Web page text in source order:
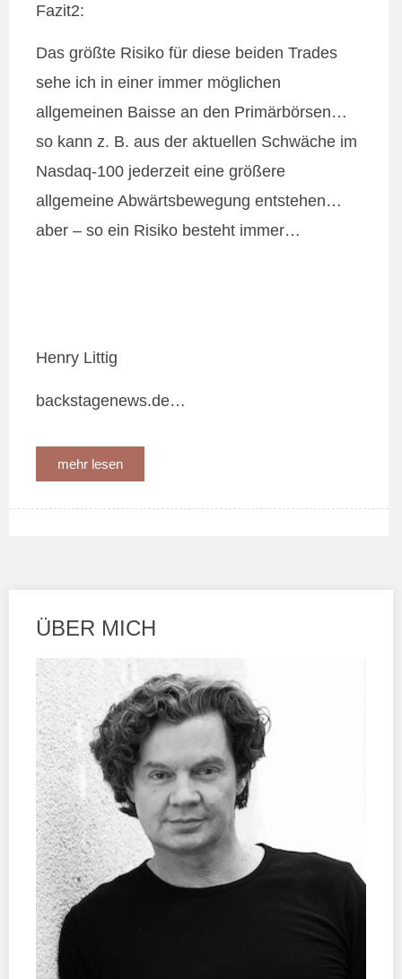
Fazit2:
Das größte Risiko für diese beiden Trades
sehe ich in einer immer möglichen
allgemeinen Baisse an den Primärbörsen…
so kann z. B. aus der aktuellen Schwäche im
Nasdaq-100 jederzeit eine größere
allgemeine Abwärtsbewegung entstehen…
aber – so ein Risiko besteht immer…
Henry Littig
backstagenews.de…
mehr lesen
ÜBER MICH